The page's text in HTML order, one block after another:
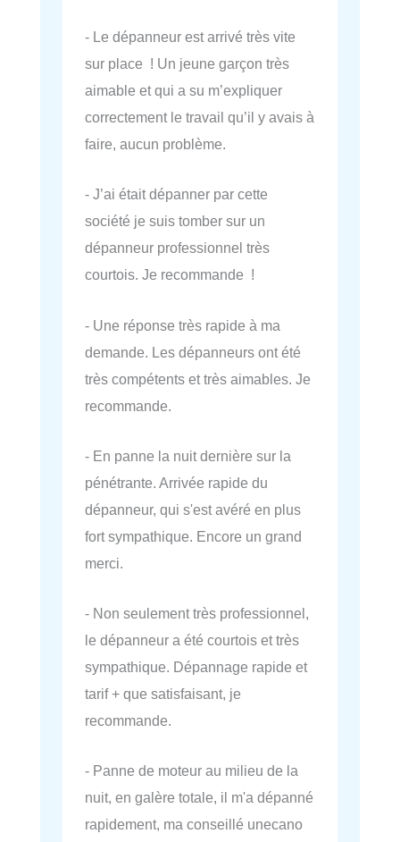
- Le dépanneur est arrivé très vite
sur place ! Un jeune garçon très
aimable et qui a su m’expliquer
correctement le travail qu’il y avais à
faire, aucun problème.
- J’ai était dépanner par cette
société je suis tomber sur un
dépanneur professionnel très
courtois. Je recommande !
- Une réponse très rapide à ma
demande. Les dépanneurs ont été
très compétents et très aimables. Je
recommande.
- En panne la nuit dernière sur la
pénétrante. Arrivée rapide du
dépanneur, qui s'est avéré en plus
fort sympathique. Encore un grand
merci.
- Non seulement très professionnel,
le dépanneur a été courtois et très
sympathique. Dépannage rapide et
tarif + que satisfaisant, je
recommande.
- Panne de moteur au milieu de la
nuit, en galère totale, il m'a dépanné
rapidement, ma conseillé unecano